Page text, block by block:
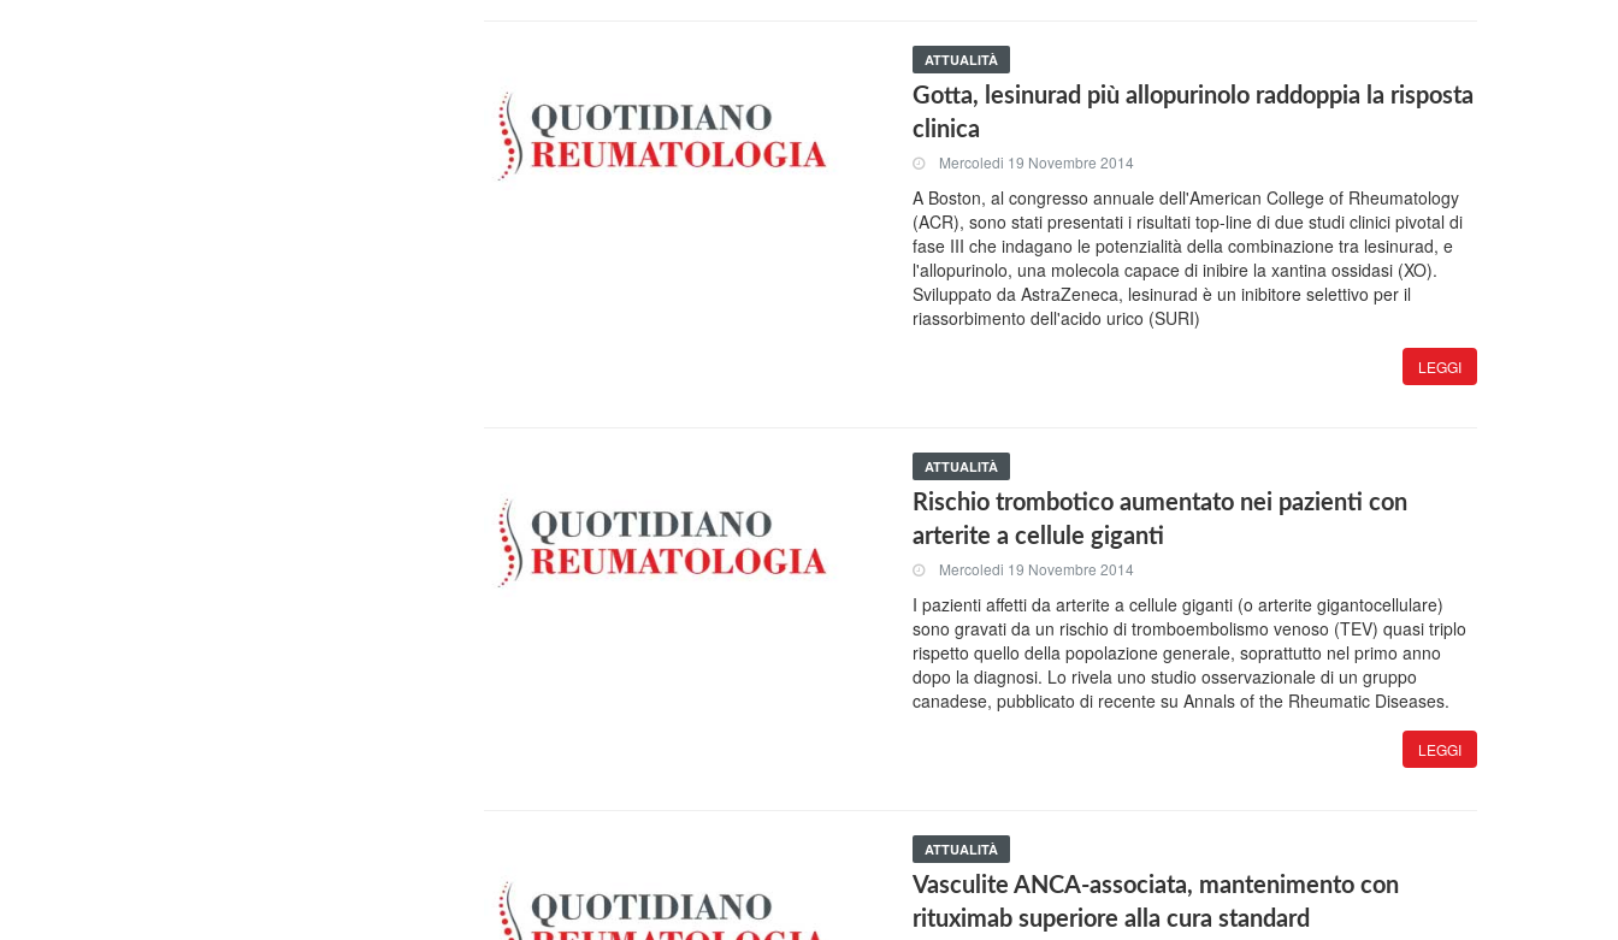
ATTUALITÀ
Gotta, lesinurad più allopurinolo raddoppia la risposta
clinica
Mercoledi 19 Novembre 2014
A Boston, al congresso annuale dell'American College of Rheumatology
(ACR), sono stati presentati i risultati top-line di due studi clinici pivotal di
fase III che indagano le potenzialità della combinazione tra lesinurad, e
l'allopurinolo, una molecola capace di inibire la xantina ossidasi (XO).
Sviluppato da AstraZeneca, lesinurad è un inibitore selettivo per il
riassorbimento dell'acido urico (SURI)
LEGGI
ATTUALITÀ
Rischio trombotico aumentato nei pazienti con
arterite a cellule giganti
Mercoledi 19 Novembre 2014
I pazienti affetti da arterite a cellule giganti (o arterite gigantocellulare)
sono gravati da un rischio di tromboembolismo venoso (TEV) quasi triplo
rispetto quello della popolazione generale, soprattutto nel primo anno
dopo la diagnosi. Lo rivela uno studio osservazionale di un gruppo
canadese, pubblicato di recente su Annals of the Rheumatic Diseases.
LEGGI
ATTUALITÀ
Vasculite ANCA-associata, mantenimento con
rituximab superiore alla cura standard